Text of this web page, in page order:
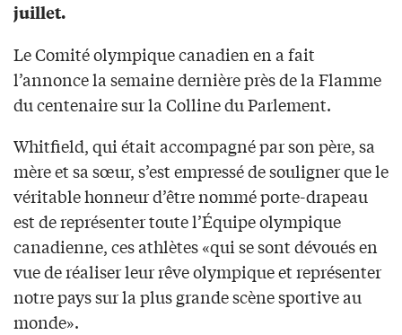
juillet.
Le Comité olympique canadien en a fait
l’annonce la semaine dernière près de la Flamme
du centenaire sur la Colline du Parlement.
Whitfield, qui était accompagné par son père, sa
mère et sa sœur, s’est empressé de souligner que le
véritable honneur d’être nommé porte-drapeau
est de représenter toute l’Équipe olympique
canadienne, ces athlètes «qui se sont dévoués en
vue de réaliser leur rêve olympique et représenter
notre pays sur la plus grande scène sportive au
monde».